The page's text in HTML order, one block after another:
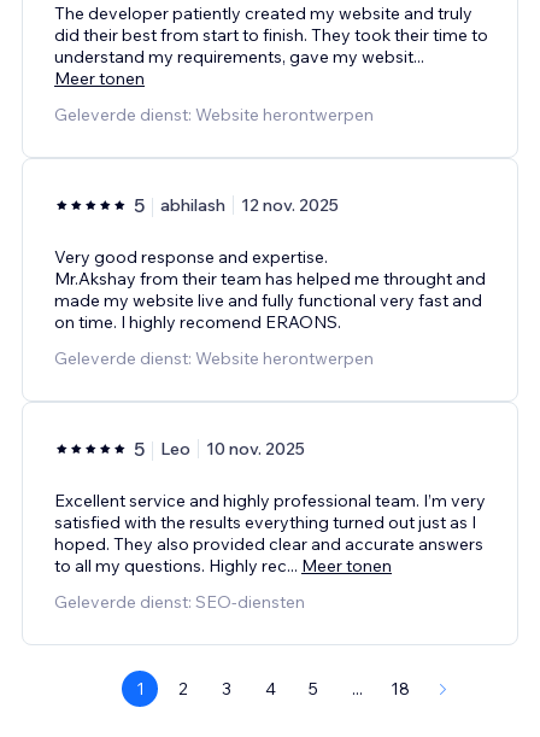
The developer patiently created my website and truly
did their best from start to finish. They took their time to
understand my requirements, gave my websit...
Meer tonen
Geleverde dienst: Website herontwerpen
5 abhilash 12 nov. 2025
Very good response and expertise.
Mr.Akshay from their team has helped me throught and
made my website live and fully functional very fast and
on time. I highly recomend ERAONS.
Geleverde dienst: Website herontwerpen
5 Leo 10 nov. 2025
Excellent service and highly professional team. I’m very
satisfied with the results everything turned out just as I
hoped. They also provided clear and accurate answers
to all my questions. Highly rec... Meer tonen
Geleverde dienst: SEO-diensten
1 2 3 4 5 ... 18